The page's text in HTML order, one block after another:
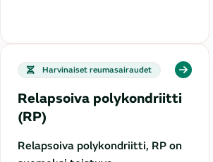
Harvinaiset reumasairaudet
Relapsoiva polykondriitti
(RP)
Relapsoiva polykondriitti, RP on